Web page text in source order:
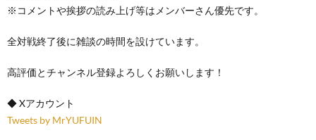
※コメントや挨拶の読み上げ等はメンバーさん優先です。
全対戦終了後に雑談の時間を設けています。
高評価とチャンネル登録よろしくお願いします！
◆ Xアカウント
Tweets by MrYUFUIN